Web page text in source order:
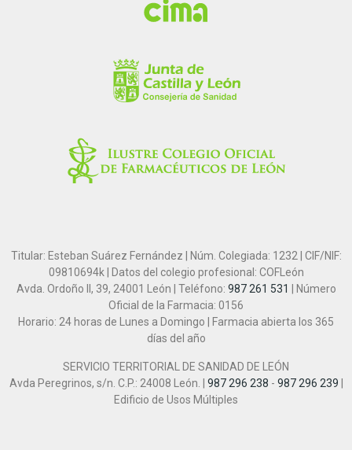
Titular: Esteban Suárez Fernández | Núm. Colegiada: 1232 | CIF/NIF:
09810694k | Datos del colegio profesional: COFLeón
Avda. Ordoño II, 39, 24001 León | Teléfono: 987 261 531
| Número
Oficial de la Farmacia: 0156
Horario: 24 horas de Lunes a Domingo | Farmacia abierta los 365
días del año
SERVICIO TERRITORIAL DE SANIDAD DE LEÓN
Avda Peregrinos, s/n. C.P.: 24008 León. | 987 296 238 - 987 296 239
Edificio de Usos Múltiples